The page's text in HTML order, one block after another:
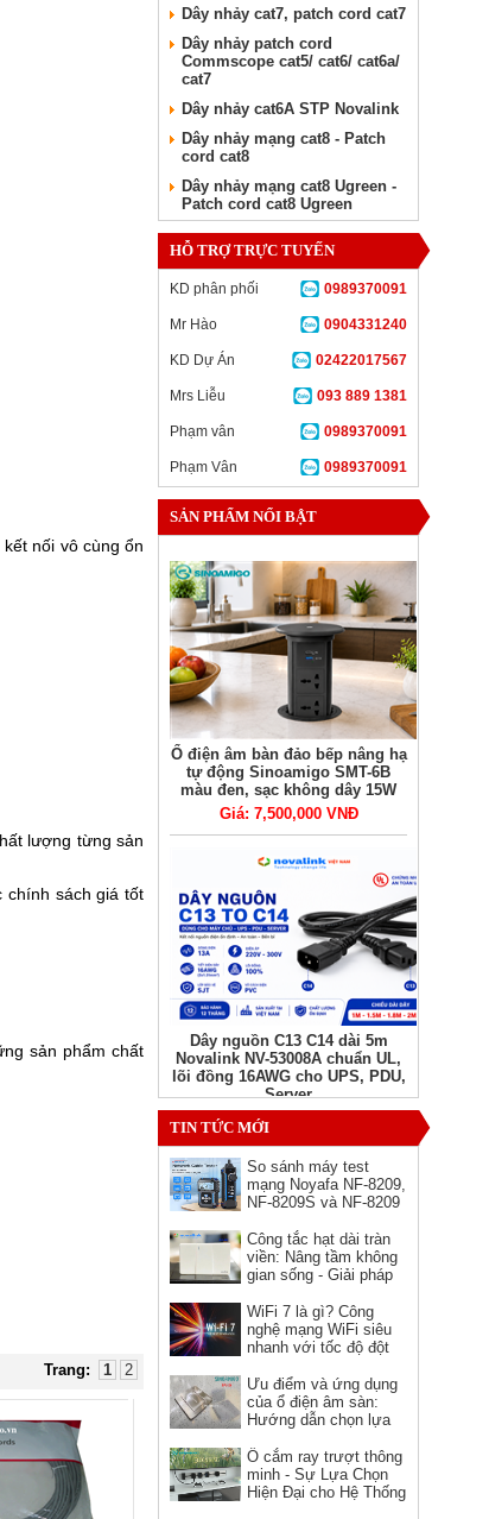
nối vô cùng ổn
lượng từng sản
chính sách giá tốt
sản phẩm chất
Trang: 1 2
Dây nhảy cat7, patch cord cat7
Dây nhảy patch cord
Commscope cat5/ cat6/ cat6a/
cat7
Dây nhảy cat6A STP Novalink
Dây nhảy mạng cat8 - Patch
cord cat8
Dây nhảy mạng cat8 Ugreen -
Patch cord cat8 Ugreen
HỖ TRỢ TRỰC TUYẾN
0989370091
KD phân phối
0904331240
Mr Hào
02422017567
KD Dự Án
093 889 1381
Mrs Liễu
0989370091
Phạm vân
0989370091
Phạm Vân
SẢN PHẨM NỔI BẬT
Ổ điện âm bàn đảo bếp nâng hạ
tự động Sinoamigo SMT-6B
màu đen, sạc không dây 15W
Giá: 7,500,000 VNĐ
Dây nguồn C13 C14 dài 5m
Novalink NV-53008A chuẩn UL,
lõi đồng 16AWG cho UPS, PDU,
Server
Giá: Liên hệ
Ổ cắm HDMI âm tường hình
Giá: 150,000 VNĐ
TIN TỨC MỚI
So sánh máy test
mạng Noyafa NF-8209,
NF-8209S và NF-8209
bản nào?
Công tắc hạt dài tràn
viền: Nâng tầm không
gian sống - Giải pháp
hiện đại
WiFi 7 là gì? Công
nghệ mạng WiFi siêu
nhanh với tốc độ đột
Ưu điểm và ứng dụng
của ổ điện âm sàn:
Hướng dẫn chọn lựa
Ổ cắm ray trượt thông
minh - Sự Lựa Chọn
Hiện Đại cho Hệ Thống